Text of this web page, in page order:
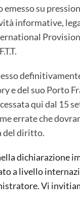
su
informative,
e del suo Porto
qui dal 15
errate che
del diritto.
dichiarazione
a livello
Vi